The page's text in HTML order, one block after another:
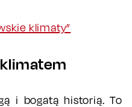
klimaty”
i bogatą historią. To